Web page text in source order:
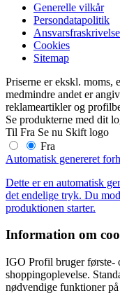
Generelle vilkår
Persondatapolitik
Ansvarsfraskrivelse
Cookies
Sitemap
Priserne er ekskl.
medmindre andet er
reklameartikler og
Se produkterne med dit
Til Fra Se nu Skift logo
Fra
Automatisk genereret
Dette er en automatisk
det endelige tryk. Du
produktionen starter.
Information om
IGO Profil bruger første-
shoppingoplevelse.
nødvendige funktioner